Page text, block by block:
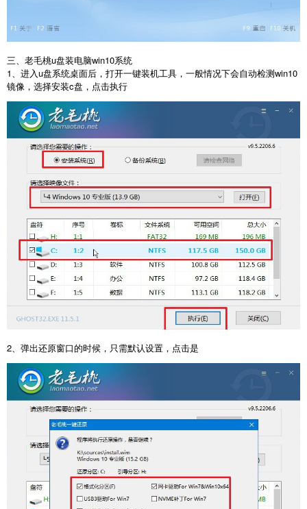
三、老毛桃u盘装电脑win10系统
1、进入u盘系统桌面后，打开一键装机工具，一般情况下会自动检测win10
镜像，选择安装c盘，点击执行
2、弹出还原窗口的时候，只需默认设置，点击是